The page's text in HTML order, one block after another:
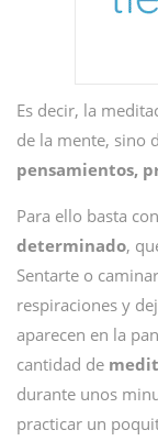
Es decir, la
de la mente, sino
pensamientos,
Para ello basta con
determinado,
Sentarte o
respiraciones y
aparecen en la
cantidad de
durante unos
practicar un